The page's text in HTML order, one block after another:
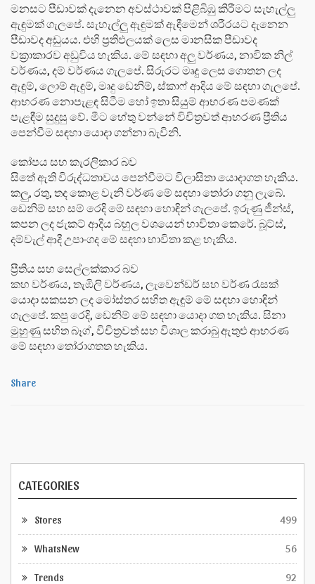
මනසට පීඩාවක් දැනෙන අවස්ථාවක් පිළිබිඹු කිරීමට සැහැල්ලු
ඇඳුමක් ගැලපේ. සැහැල්ලු ඇඳුමක් ඇඳීමෙන් ශරීරයට දැනෙන
පීඩාවද අඩුයය. එහි ප්‍රතිඵලයක් ලෙස මානසික පීඩාවද
වක්‍රාකාරව අඩුවිය හැකිය. මේ සඳහා අලු වර්ණය, නාවික නිල්
වර්ණය, දම් වර්ණය ගැලපේ. සිරුරට මෘදු ලෙස ගොතන ලද
ඇඳුම්, ලොම් ඇඳුම්, මෘදු ඩෙනිම්, ස්කාෆ් ආදිය මේ සඳහා ගැලපේ.
ආභරණ නොපැළඳ සිටීම හෝ ඉතා සියුම් ආභරණ පමණක්
පැළඳීම සුදුසු වේ. මීට හේතු වන්නේ විචිත්‍රවත් ආභරණ ප්‍රීතිය
පෙන්වීම සඳහා යොදා ගන්නා බැවිනි.
කෝපය සහ කැරලිකාර බව
සිතේ ඇති විරුද්ධතාවය පෙන්වීමට විලාසිතා යොදාගත හැකිය.
කලු, රතු, තද කොළ වැනි වර්ණ මේ සඳහා තෝරා ගනු ලැබේ.
ඩෙනිම් සහ සම් රෙදි මේ සඳහා හොඳින් ගැලපේ. ඉරුණු ජීන්ස්,
කපන ලද ජැකට් ආදිය බහුල වශයෙන් භාවිතා කෙරේ. බූට්ස්,
දම්වැල් ආදී උපාංගද මේ සඳහා භාවිතා කළ හැකිය.
ප්‍රීතිය සහ සෙල්ලක්කාර බව
කහ වර්ණය, තැඹිලි වර්ණය, ලැවෙන්ඩර් සහ වර්ණ රැසක්
යොදා සකසන ලද මෝස්තර සහිත ඇඳුම් මේ සඳහා හොඳින්
ගැලපේ. කපු රෙදි, ඩෙනිම් මේ සඳහා යොදා ගත හැකිය. සිනා
මුහුණු සහිත බෑග්, විචිත්‍රවත් සහ විශාල කරාබු ඇතුළු ආභරණ
මේ සඳහා තෝරාගතත හැකිය.
Share
CATEGORIES
Stores 499
WhatsNew 56
Trends 92